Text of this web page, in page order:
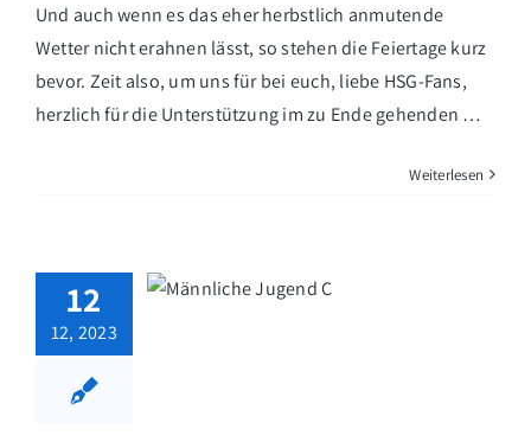
Und auch wenn es das eher herbstlich anmutende
Wetter nicht erahnen lässt, so stehen die Feiertage kurz
bevor. Zeit also, um uns für bei euch, liebe HSG-Fans,
herzlich für die Unterstützung im zu Ende gehenden …
Weiterlesen
12
12, 2023